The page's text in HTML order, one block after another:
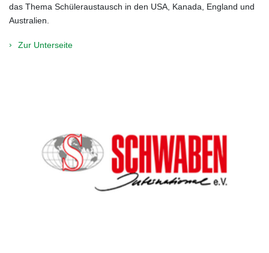
das Thema Schüleraustausch in den USA, Kanada, England und
Australien.
Zur Unterseite